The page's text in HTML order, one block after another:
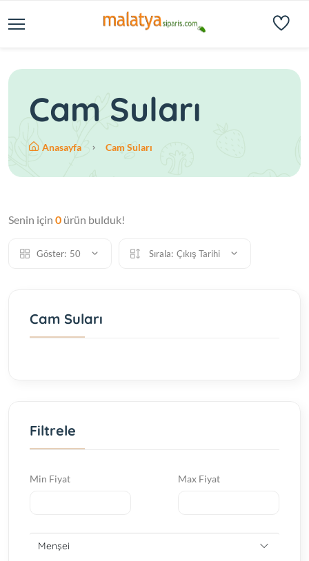
Cam Suları
Anasayfa Cam Suları
Senin için 0 ürün bulduk!
Göster: 50 Sırala: Çıkış Tarihi
Cam Suları
Filtrele
Min Fiyat Max Fiyat
Menşei